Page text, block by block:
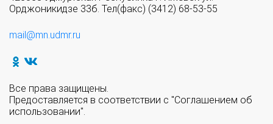
Орджоникидзе 33б. Тел(факс) (3412) 68-53-55
mail@mn.udmr.ru
Все права защищены.
Предоставляется в соответствии с "Соглашением об
использовании".